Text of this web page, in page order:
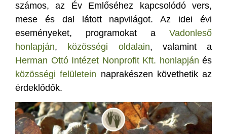
számos, az Év Emlőséhez kapcsolódó vers,
mese és dal látott napvilágot. Az idei évi
eseményeket, programokat a Vadonleső
honlapján, közösségi oldalain, valamint a
Herman Ottó Intézet Nonprofit Kft. honlapján és
közösségi felületein naprakészen követhetik az
érdeklődők.